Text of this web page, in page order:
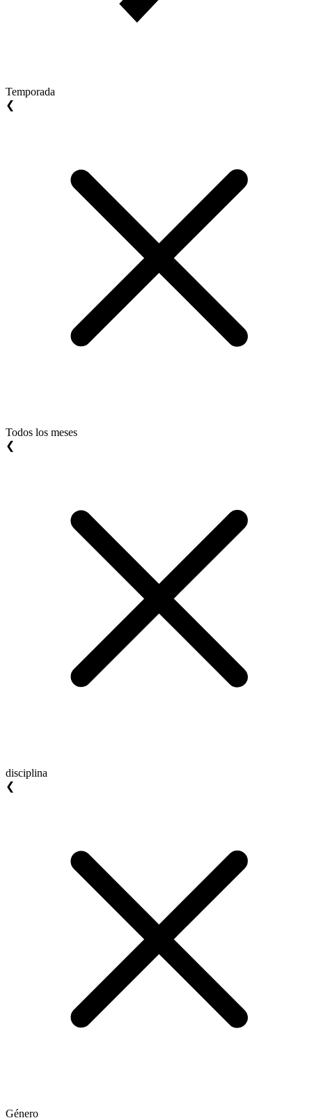
Temporada
❮
Todos los meses
❮
disciplina
❮
Género